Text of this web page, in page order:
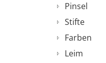
Pinsel
Stifte
Farben
Leim